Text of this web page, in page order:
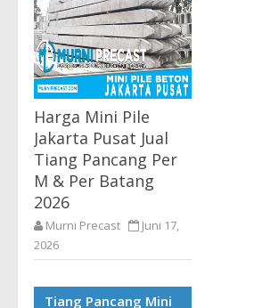
2026 Harga Tiang Pancang
Jakarta Selatan - Kami
Murni...
Harga Mini Pile
Jakarta Pusat Jual
Tiang Pancang Per
M & Per Batang
2026
Murni Precast
Juni 17,
2026
Pusat Terlengkap Supplier
Tiang Pancang Mini